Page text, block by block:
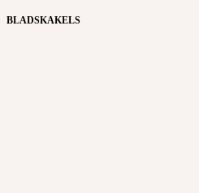
BLADSKAKELS